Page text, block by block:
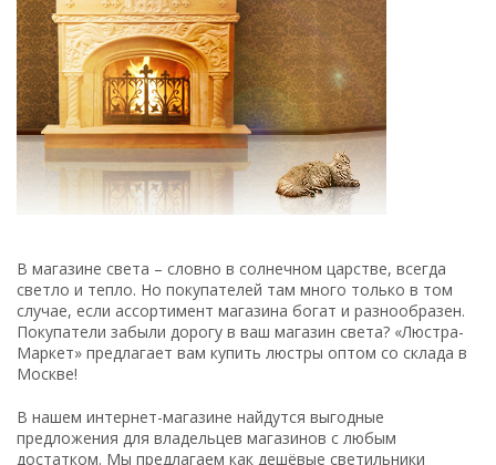
В магазине света – словно в солнечном царстве, всегда
светло и тепло. Но покупателей там много только в том
случае, если ассортимент магазина богат и разнообразен.
Покупатели забыли дорогу в ваш магазин света? «Люстра-
Маркет» предлагает вам купить люстры оптом со склада в
Москве!
В нашем интернет-магазине найдутся выгодные
предложения для владельцев магазинов с любым
достатком. Мы предлагаем как дешёвые светильники